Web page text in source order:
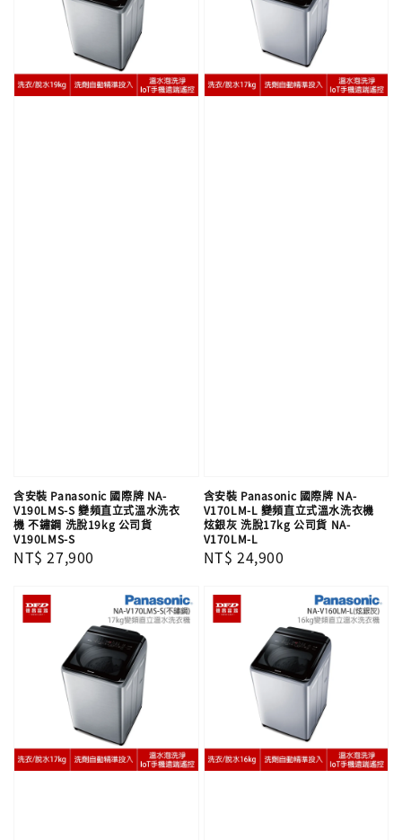
含安裝 Panasonic 國際牌 NA-
V190LMS-S 變頻直立式溫水洗衣
機 不鏽鋼 洗脫19kg 公司貨
V190LMS-S
Regular
NT$ 27,900
含安裝 Panasonic 國際牌 NA-
V170LM-L 變頻直立式溫水洗衣機
炫銀灰 洗脫17kg 公司貨 NA-
V170LM-L
Regular
NT$ 24,900